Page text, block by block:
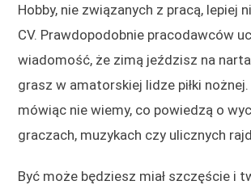
Hobby, nie związanych z pracą, lepiej
CV. Prawdopodobnie pracodawców
wiadomość, że zimą jeździsz na
grasz w amatorskiej lidze piłki
mówiąc nie wiemy, co powiedzą o
graczach, muzykach czy ulicznych
Być może będziesz miał szczęście i